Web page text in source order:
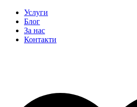
Услуги
Блог
За нас
Контакти